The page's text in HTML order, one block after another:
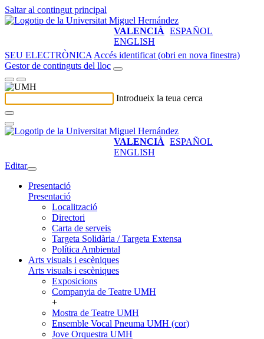
Saltar al contingut principal
VALENCIÀ ESPAÑOL
ENGLISH
SEU ELECTRÒNICA Accés identificat (obri en nova finestra)
Gestor de continguts del lloc
Introdueix la teua cerca
VALENCIÀ ESPAÑOL
ENGLISH
Editar
Presentació
Presentació
Localització
Directori
Carta de serveis
Targeta Solidària / Targeta Extensa
Política Ambiental
Arts visuals i escèniques
Arts visuals i escèniques
Exposicions
Companyia de Teatre UMH
+
Mostra de Teatre UMH
Ensemble Vocal Pneuma UMH (cor)
Jove Orquestra UMH